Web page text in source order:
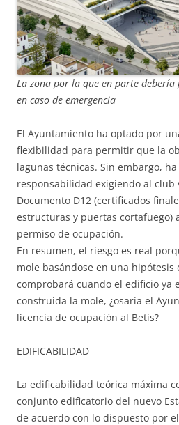
La zona por la que en parte debería
en caso de emergencia
El Ayuntamiento ha optado por
flexibilidad para permitir que la
lagunas técnicas. Sin embargo,
responsabilidad exigiendo al club
Documento D12 (certificados
estructuras y puertas cortafuego)
permiso de ocupación.
En resumen, el riesgo es real
mole basándose en una hipótesis
comprobará cuando el edificio ya
construida la mole, ¿osaría el
licencia de ocupación al Betis?
EDIFICABILIDAD
La edificabilidad teórica máxima
conjunto edificatorio del nuevo
de acuerdo con lo dispuesto por